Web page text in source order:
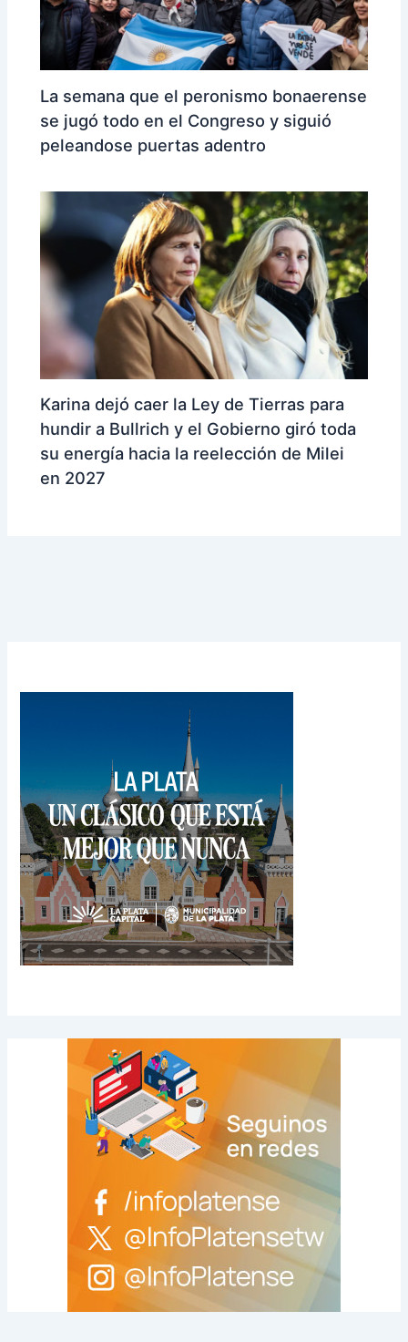
La semana que el peronismo bonaerense
se jugó todo en el Congreso y siguió
peleandose puertas adentro
Karina dejó caer la Ley de Tierras para
hundir a Bullrich y el Gobierno giró toda
su energía hacia la reelección de Milei
en 2027